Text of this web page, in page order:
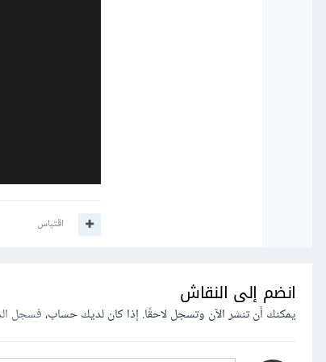
في خدمة تطبيقاتك: park and link.
اقتباس
انضم إلى النقاش
يمكنك أن تنشر الآن وتسجل لاحقًا. إذا كان لديك حساب،فسجل